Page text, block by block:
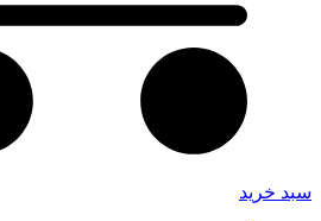
سبد خرید